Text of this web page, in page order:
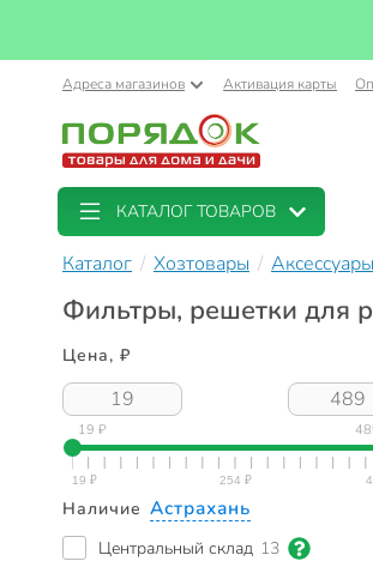
Адреса магазинов Активация карты
КАТАЛОГ ТОВАРОВ
Каталог Хозтовары
Фильтры, решетки для
Цена, ₽
19 ₽
Наличие Астрахань
Центральный склад 13